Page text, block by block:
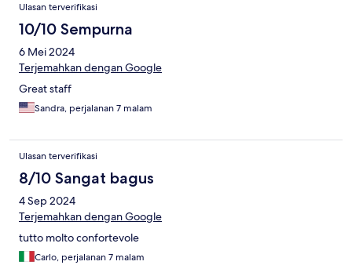
Ulasan terverifikasi
10/10 Sempurna
6 Mei 2024
Terjemahkan dengan Google
Great staff
Sandra, perjalanan 7 malam
Ulasan terverifikasi
8/10 Sangat bagus
4 Sep 2024
Terjemahkan dengan Google
tutto molto confortevole
Carlo, perjalanan 7 malam